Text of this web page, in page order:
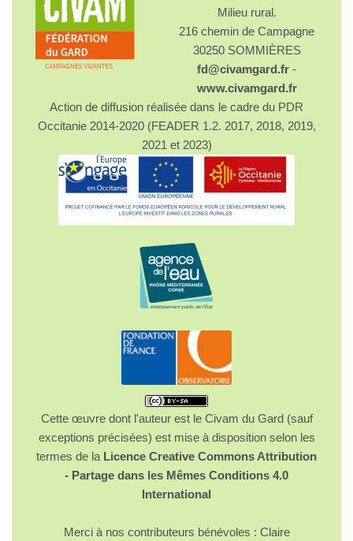
Milieu rural.
216 chemin de Campagne
30250 SOMMIÈRES
fd@civamgard.fr -
www.civamgard.fr
Action de diffusion réalisée dans le cadre du PDR
Occitanie 2014-2020 (FEADER 1.2. 2017, 2018, 2019,
2021 et 2023)
Cette œuvre dont l'auteur est le Civam du Gard (sauf
exceptions précisées) est mise à disposition selon les
termes de la Licence Creative Commons Attribution
- Partage dans les Mêmes Conditions 4.0
International
Merci à nos contributeurs bénévoles : Claire